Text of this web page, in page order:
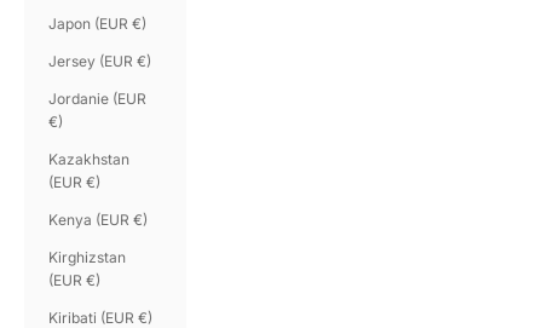
Japon (EUR €)
Jersey (EUR €)
Jordanie (EUR
€)
Kazakhstan
(EUR €)
Kenya (EUR €)
Kirghizstan
(EUR €)
Kiribati (EUR €)